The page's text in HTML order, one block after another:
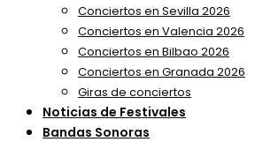
Conciertos en Sevilla 2026
Conciertos en Valencia 2026
Conciertos en Bilbao 2026
Conciertos en Granada 2026
Giras de conciertos
Noticias de Festivales
Bandas Sonoras